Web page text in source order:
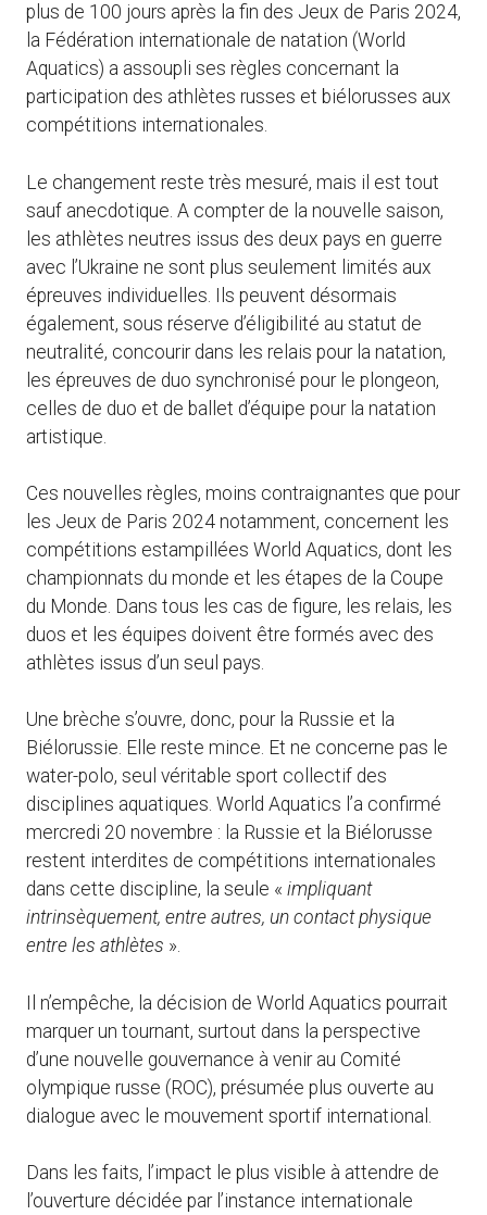
plus de 100 jours après la fin des Jeux de Paris 2024,
la Fédération internationale de natation (World
Aquatics) a assoupli ses règles concernant la
participation des athlètes russes et biélorusses aux
compétitions internationales.
Le changement reste très mesuré, mais il est tout
sauf anecdotique. A compter de la nouvelle saison,
les athlètes neutres issus des deux pays en guerre
avec l’Ukraine ne sont plus seulement limités aux
épreuves individuelles. Ils peuvent désormais
également, sous réserve d’éligibilité au statut de
neutralité, concourir dans les relais pour la natation,
les épreuves de duo synchronisé pour le plongeon,
celles de duo et de ballet d’équipe pour la natation
artistique.
Ces nouvelles règles, moins contraignantes que pour
les Jeux de Paris 2024 notamment, concernent les
compétitions estampillées World Aquatics, dont les
championnats du monde et les étapes de la Coupe
du Monde. Dans tous les cas de figure, les relais, les
duos et les équipes doivent être formés avec des
athlètes issus d’un seul pays.
Une brèche s’ouvre, donc, pour la Russie et la
Biélorussie. Elle reste mince. Et ne concerne pas le
water-polo, seul véritable sport collectif des
disciplines aquatiques. World Aquatics l’a confirmé
mercredi 20 novembre : la Russie et la Biélorusse
restent interdites de compétitions internationales
dans cette discipline, la seule « impliquant
intrinsèquement, entre autres, un contact physique
entre les athlètes ».
Il n’empêche, la décision de World Aquatics pourrait
marquer un tournant, surtout dans la perspective
d’une nouvelle gouvernance à venir au Comité
olympique russe (ROC), présumée plus ouverte au
dialogue avec le mouvement sportif international.
Dans les faits, l’impact le plus visible à attendre de
l’ouverture décidée par l’instance internationale